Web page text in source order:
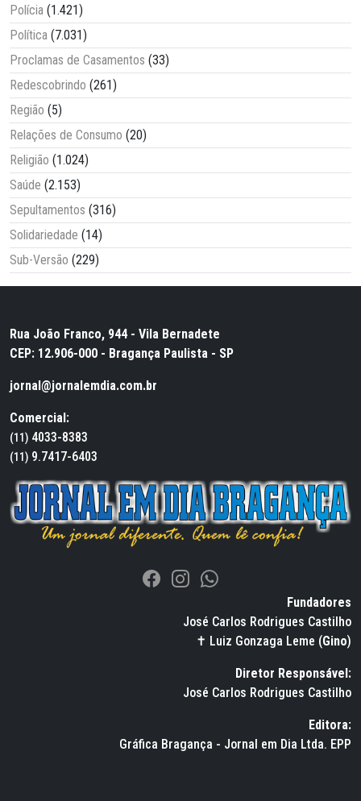
Polícia (1.421)
Política (7.031)
Proclamas de Casamentos (33)
Redescobrindo (261)
Região (5)
Relações de Consumo (20)
Religião (1.024)
Saúde (2.153)
Sepultamentos (316)
Solidariedade (14)
Sub-Versão (229)
Rua João Franco, 944 - Vila Bernadete
CEP: 12.906-000 - Bragança Paulista - SP
jornal@jornalemdia.com.br
Comercial:
(11) 4033-8383
(11) 9.7417-6403
Fundadores
José Carlos Rodrigues Castilho
✝ Luiz Gonzaga Leme (Gino)
Diretor Responsável:
José Carlos Rodrigues Castilho
Editora:
Gráfica Bragança - Jornal em Dia Ltda. EPP